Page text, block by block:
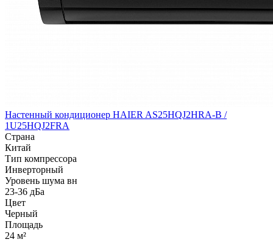
Настенный кондиционер HAIER AS25HQJ2HRA-B /
1U25HQJ2FRA
Страна
Китай
Тип компрессора
Инверторный
Уровень шума вн
23-36 дБа
Цвет
Черный
Площадь
24 м²